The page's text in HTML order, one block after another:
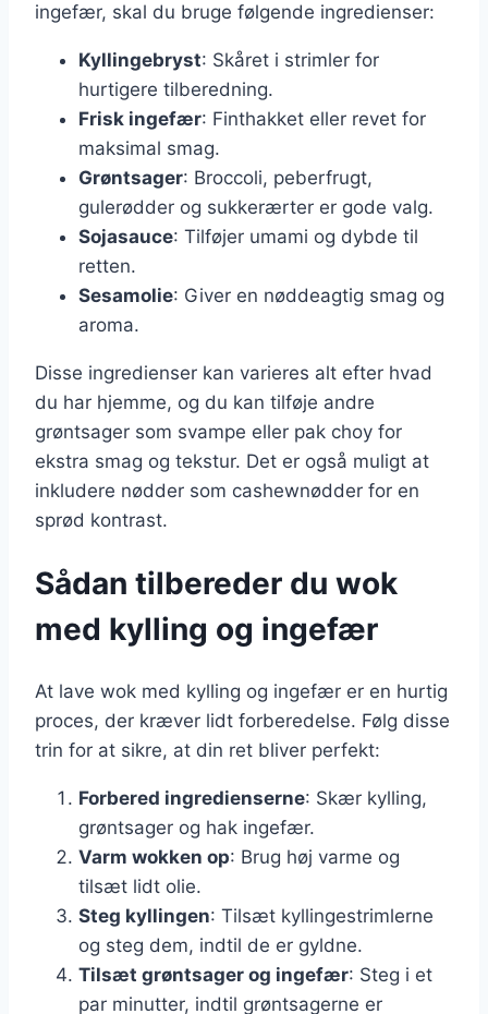
ingefær, skal du bruge følgende ingredienser:
Kyllingebryst: Skåret i strimler for
hurtigere tilberedning.
Frisk ingefær: Finthakket eller revet for
maksimal smag.
Grøntsager: Broccoli, peberfrugt,
gulerødder og sukkerærter er gode valg.
Sojasauce: Tilføjer umami og dybde til
retten.
Sesamolie: Giver en nøddeagtig smag og
aroma.
Disse ingredienser kan varieres alt efter hvad
du har hjemme, og du kan tilføje andre
grøntsager som svampe eller pak choy for
ekstra smag og tekstur. Det er også muligt at
inkludere nødder som cashewnødder for en
sprød kontrast.
Sådan tilbereder du wok
med kylling og ingefær
At lave wok med kylling og ingefær er en hurtig
proces, der kræver lidt forberedelse. Følg disse
trin for at sikre, at din ret bliver perfekt:
Forbered ingredienserne: Skær kylling,
grøntsager og hak ingefær.
Varm wokken op: Brug høj varme og
tilsæt lidt olie.
Steg kyllingen: Tilsæt kyllingestrimlerne
og steg dem, indtil de er gyldne.
Tilsæt grøntsager og ingefær: Steg i et
par minutter, indtil grøntsagerne er